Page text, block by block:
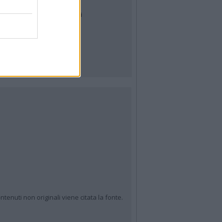
Articoli più letti
non originali viene citata la fonte.